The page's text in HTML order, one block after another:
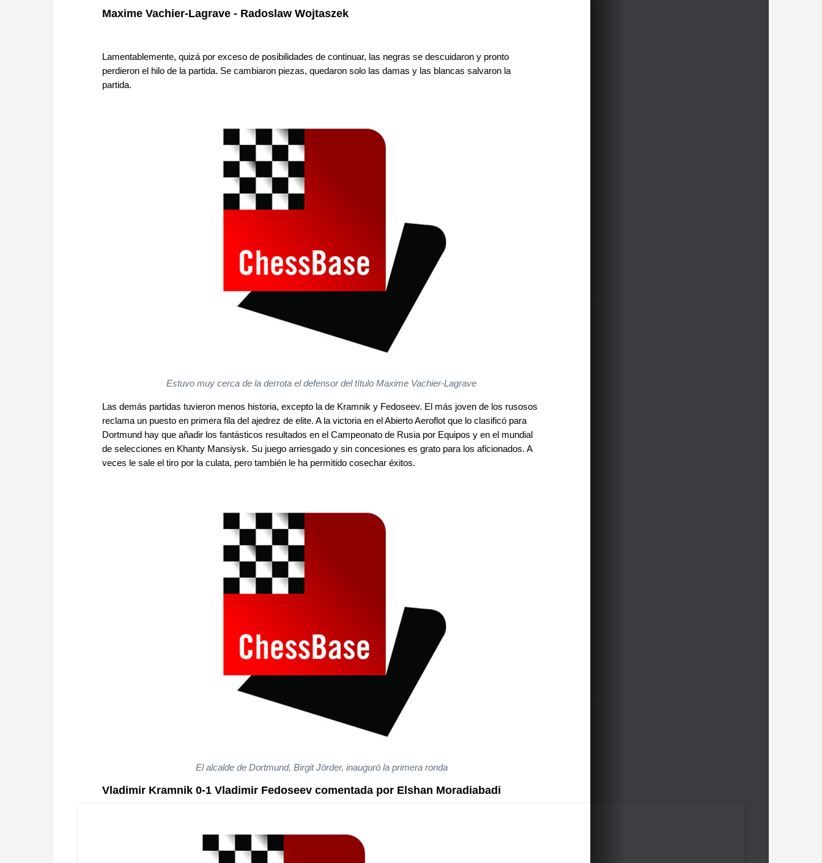
Maxime Vachier-Lagrave - Radoslaw Wojtaszek
Lamentablemente, quizá por exceso de posibilidades de continuar, las negras se descuidaron y pronto
perdieron el hilo de la partida. Se cambiaron piezas, quedaron solo las damas y las blancas salvaron la
partida.
Estuvo muy cerca de la derrota el defensor del título Maxime Vachier-Lagrave
Las demás partidas tuvieron menos historia, excepto la de Kramnik y Fedoseev. El más joven de los rusosos
reclama un puesto en primera fila del ajedrez de elite. A la victoria en el Abierto Aeroflot que lo clasificó para
Dortmund hay que añadir los fantásticos resultados en el Campeonato de Rusia por Equipos y en el mundial
de selecciones en Khanty Mansiysk. Su juego arriesgado y sin concesiones es grato para los aficionados. A
veces le sale el tiro por la culata, pero también le ha permitido cosechar éxitos.
El alcalde de Dortmund, Birgit Jörder, inauguró la primera ronda
Vladimir Kramnik 0-1 Vladimir Fedoseev comentada por Elshan Moradiabadi